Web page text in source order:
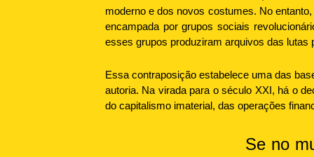
moderno e dos novos costumes. No
encampada por grupos sociais
esses grupos produziram arquivos das lutas
Essa contraposição estabelece uma das
autoria. Na virada para o século XXI, há o
do capitalismo imaterial, das operações
Se no